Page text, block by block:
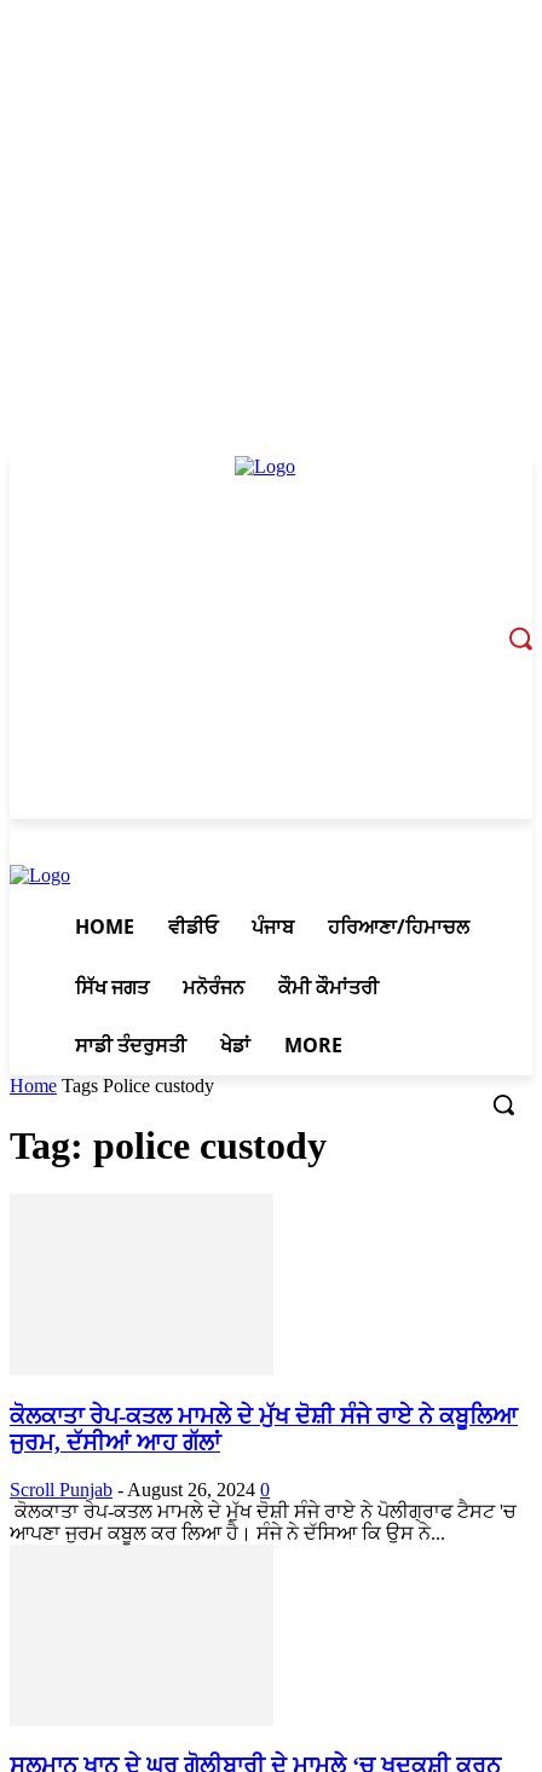
HOME ਵੀਡੀਓ ਪੰਜਾਬ ਹਰਿਆਣਾ/ਹਿਮਾਚਲ
ਸਿੱਖ ਜਗਤ ਮਨੋਰੰਜਨ ਕੌਮੀ ਕੌਮਾਂਤਰੀ
ਸਾਡੀ ਤੰਦਰੁਸਤੀ ਖੇਡਾਂ MORE
Home Tags Police custody
Tag: police custody
ਕੋਲਕਾਤਾ ਰੇਪ-ਕਤਲ ਮਾਮਲੇ ਦੇ ਮੁੱਖ ਦੋਸ਼ੀ ਸੰਜੇ ਰਾਏ ਨੇ ਕਬੂਲਿਆ
ਜੁਰਮ, ਦੱਸੀਆਂ ਆਹ ਗੱਲਾਂ
Scroll Punjab - August 26, 2024 0
ਕੋਲਕਾਤਾ ਰੇਪ-ਕਤਲ ਮਾਮਲੇ ਦੇ ਮੁੱਖ ਦੋਸ਼ੀ ਸੰਜੇ ਰਾਏ ਨੇ ਪੋਲੀਗ੍ਰਾਫ ਟੈਸਟ 'ਚ
ਆਪਣਾ ਜੁਰਮ ਕਬੂਲ ਕਰ ਲਿਆ ਹੈ। ਸੰਜੇ ਨੇ ਦੱਸਿਆ ਕਿ ਉਸ ਨੇ...
ਸਲਮਾਨ ਖਾਨ ਦੇ ਘਰ ਗੋਲੀਬਾਰੀ ਦੇ ਮਾਮਲੇ ‘ਚ ਖੁਦਕੁਸ਼ੀ ਕਰਨ